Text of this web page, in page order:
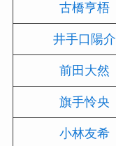
古橋亨梧
井手口陽介
前田大然
旗手怜央
小林友希